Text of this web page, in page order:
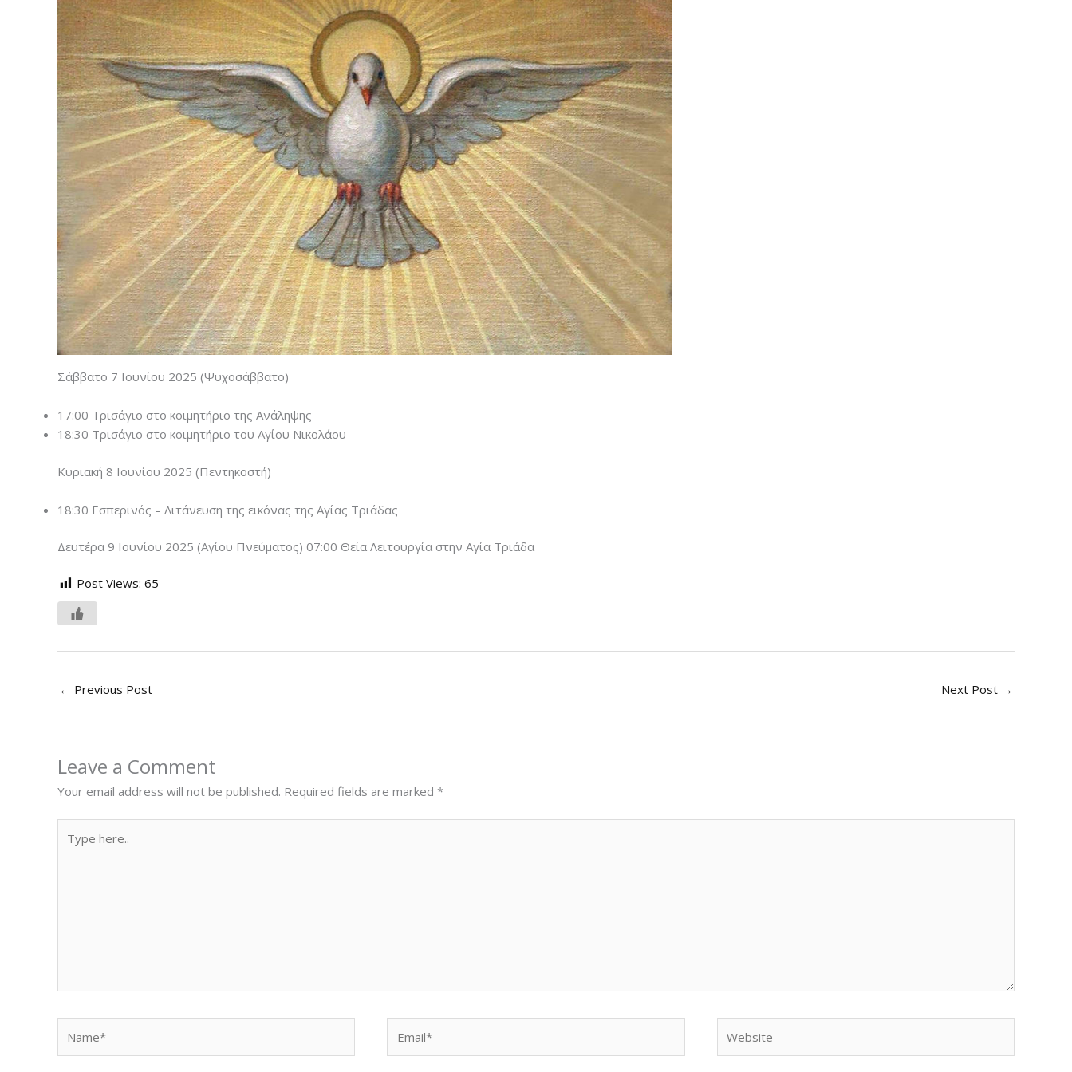
Σάββατο 7 Ιουνίου 2025 (Ψυχοσάββατο)
17:00 Τρισάγιο στο κοιμητήριο της Ανάληψης
18:30 Τρισάγιο στο κοιμητήριο του Αγίου Νικολάου
Κυριακή 8 Ιουνίου 2025 (Πεντηκοστή)
18:30 Εσπερινός – Λιτάνευση της εικόνας της Αγίας Τριάδας
Δευτέρα 9 Ιουνίου 2025 (Αγίου Πνεύματος) 07:00 Θεία Λειτουργία στην Αγία Τριάδα
Post Views: 65
← Previous Post Next Post →
Leave a Comment
Your email address will not be published. Required fields are marked *
here..